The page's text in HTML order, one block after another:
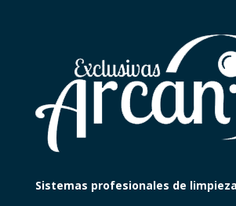
Sistemas profesionales de